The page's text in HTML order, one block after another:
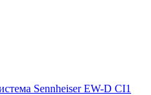
Sennheiser EW-D CI1